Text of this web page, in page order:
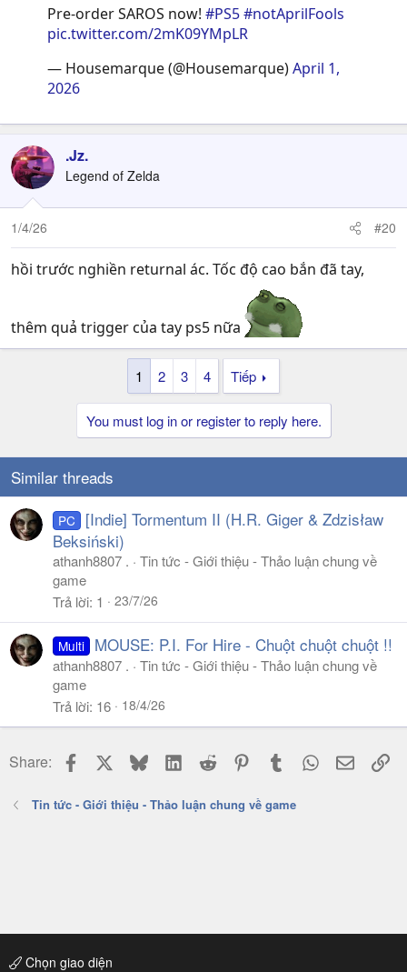
Pre-order SAROS now! #PS5#notAprilFools
pic.twitter.com/2mK09YMpLR
— Housemarque (@Housemarque)April 1,
2026
.Jz.
Legend of Zelda
1/4/26 #20
hồi trước nghiền returnal ác. Tốc độ cao bắn đã tay,
thêm quả trigger của tay ps5 nữa
1 2 3 4 Tiếp
You must log in or register to reply here.
Similar threads
PC
[Indie] Tormentum II (H.R. Giger & Zdzisław
Beksiński)
athanh8807 .
Tin tức - Giới thiệu - Thảo luận chung về
game
Trả lời 1 23/7/26
Multi MOUSE: P.I. For Hire - Chuột chuột chuột !!
athanh8807 .
Tin tức - Giới thiệu - Thảo luận chung về
game
Trả lời 16 18/4/26
Share: Facebook BlueskyLinkedIn
Reddit PinterestTumblr WhatsApp
Email
Tin tức - Giới thiệu - Thảo luận chung về game
Chọn giao diện